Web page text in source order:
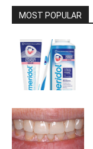
MOST POPULAR